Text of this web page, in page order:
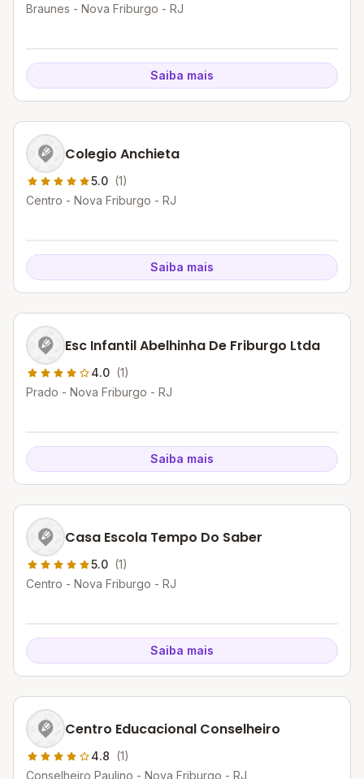
Braunes - Nova Friburgo - RJ
Saiba mais
Colegio Anchieta
5.0 (1)
Centro - Nova Friburgo - RJ
Saiba mais
Esc Infantil Abelhinha De Friburgo Ltda
4.0 (1)
Prado - Nova Friburgo - RJ
Saiba mais
Casa Escola Tempo Do Saber
5.0 (1)
Centro - Nova Friburgo - RJ
Saiba mais
Centro Educacional Conselheiro
4.8 (1)
Conselheiro Paulino - Nova Friburgo - RJ